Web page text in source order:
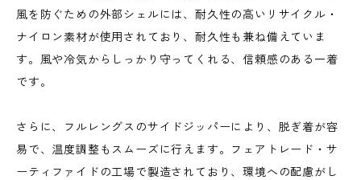
風を防ぐための外部シェルには、耐久性の高いリサイクル・
ナイロン素材が使用されており、耐久性も兼ね備えていま
す。風や冷気からしっかり守ってくれる、信頼感のある一着
です。
さらに、フルレングスのサイドジッパーにより、脱ぎ着が容
易で、温度調整もスムーズに行えます。フェアトレード・サ
ーティファイドの工場で製造されており、環境への配慮がし